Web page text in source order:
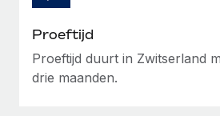
Proeftijd
Proeftijd duurt in Zwitserland
drie maanden.